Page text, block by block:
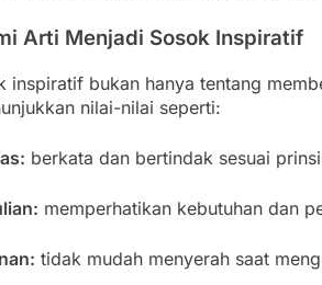
Arti Menjadi Sosok Inspiratif
inspiratif bukan hanya tentang
nilai-nilai seperti:
berkata dan bertindak sesuai
memperhatikan kebutuhan dan
tidak mudah menyerah saat